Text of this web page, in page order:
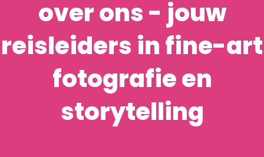
over ons - jouw
reisleiders in fine-art
fotografie en
storytelling